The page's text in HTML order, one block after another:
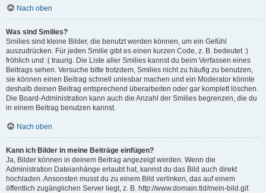
Nach oben
Was sind Smilies?
Smilies sind kleine Bilder, die benutzt werden können, um ein Gefühl
auszudrücken. Für jeden Smilie gibt es einen kurzen Code, z. B. bedeutet :)
fröhlich und :( traurig. Die Liste aller Smilies kannst du beim Verfassen eines
Beitrags sehen. Versuche bitte trotzdem, Smilies nicht zu häufig zu benutzen,
sie können einen Beitrag schnell unlesbar machen und ein Moderator könnte
deshalb deinen Beitrag entsprechend überarbeiten oder gar komplett löschen.
Die Board-Administration kann auch die Anzahl der Smilies begrenzen, die du
in einem Beitrag benutzen kannst.
Nach oben
Kann ich Bilder in meine Beiträge einfügen?
Ja, Bilder können in deinem Beitrag angezeigt werden. Wenn die
Administration Dateianhänge erlaubt hat, kannst du das Bild auch direkt
hochladen. Ansonsten musst du zu einem Bild verlinken, das auf einem
öffentlich zugänglichen Server liegt, z. B. http://www.domain.tld/mein-bild.gif.